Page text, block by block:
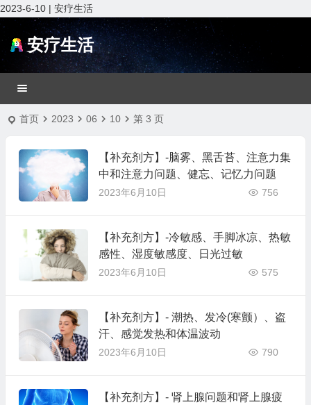
2023-6-10 | 安疗生活
安疗生活
首页 2023 06 10 第 3 页
【补充剂方】-脑雾、黑舌苔、注意力集
中和注意力问题、健忘、记忆力问题
2023年6月10日 756
【补充剂方】-冷敏感、手脚冰凉、热敏
感性、湿度敏感度、日光过敏
2023年6月10日 575
【补充剂方】- 潮热、发冷(寒颤）、盗
汗、感觉发热和体温波动
2023年6月10日 790
【补充剂方】- 肾上腺问题和肾上腺疲